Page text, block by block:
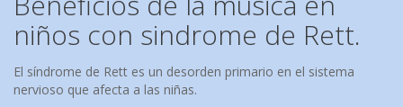
niños con sindrome de Rett.
El síndrome de Rett es un desorden primario en el sistema
nervioso que afecta a las niñas.